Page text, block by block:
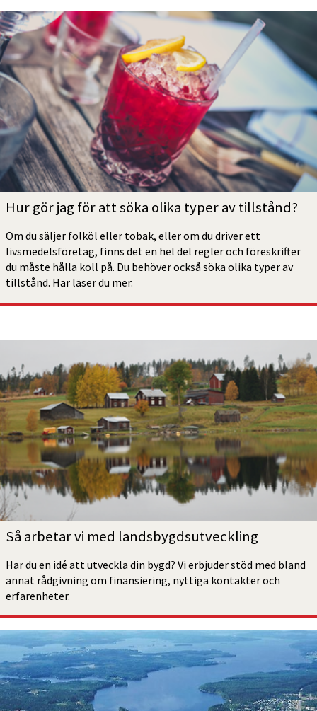
Hur gör jag för att söka olika typer av tillstånd?
Om du säljer folköl eller tobak, eller om du driver ett
livsmedels­företag, finns det en hel del regler och föreskrifter
du måste hålla koll på. Du behöver också söka olika typer av
tillstånd. Här läser du mer.
Så arbetar vi med landsbygdsutveckling
Har du en idé att utveckla din bygd? Vi erbjuder stöd med bland
annat rådgivning om finansiering, nyttiga kontakter och
erfarenheter.